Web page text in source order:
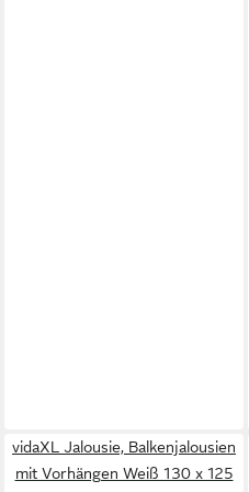
vidaXL Jalousie, Balkenjalousien
mit Vorhängen Weiß 130 x 125